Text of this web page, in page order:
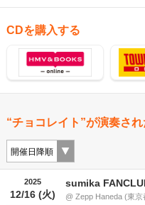
CDを購入する
“チョコレイト”が演奏さ
2025
12/16 (火)
sumika
@ Zepp Haneda (東京